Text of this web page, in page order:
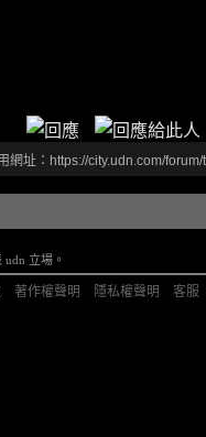
網址：https://city.udn.com/
立場。
著作權聲明 隱私權聲明 客服